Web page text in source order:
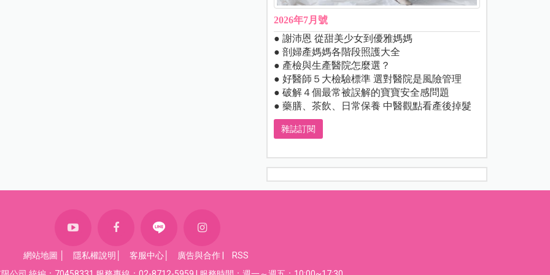
2026年7月號
● 謝沛恩 從甜美少女到優雅媽媽
● 剖婦產媽媽各階段照護大全
● 產檢與生產醫院怎麼選？
● 好醫師５大檢驗標準 選對醫院是風險管理
● 破解４個最常被誤解的寶寶安全感問題
● 藥膳、茶飲、日常保養 中醫觀點看產後掉髮
雜誌訂閱
網站地圖 隱私權說明 客服中心 廣告與合作
RSS